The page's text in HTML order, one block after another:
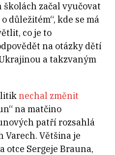
začal vyučovat
důležitém“, kde se má
co je to
na otázky dětí
a takzvaným
nechal změnit
na matčino
patří rozsahlá
Varech. Většina je
otce Sergeje Brauna,